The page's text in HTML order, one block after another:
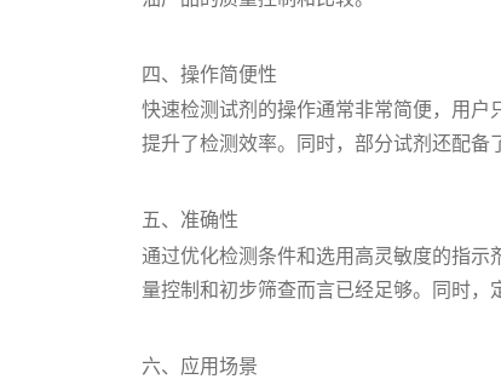
四、操作简便性
快速检测试剂的操作通常非常简便，用
提升了检测效率。同时，部分试剂还配备
五、准确性
通过优化检测条件和选用高灵敏度的指示
量控制和初步筛查而言已经足够。同时，
六、应用场景